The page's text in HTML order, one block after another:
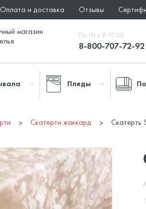
Оплата и доставка Отзывы
магазин
Пн-Пт с 9-17.00
8-800-707-72-92
Пледы
Скатерти жаккард Скатерть